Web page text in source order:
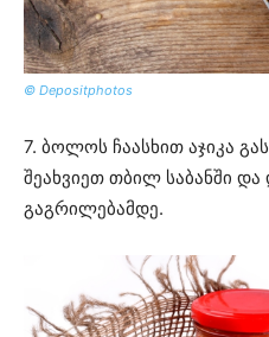
© Depositphotos
7. ბოლოს ჩაასხით აჯიკა
შეახვიეთ თბილ საბანში
გაგრილებამდე.